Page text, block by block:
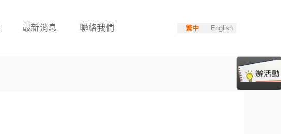
最新消息 聯絡我們 繁中 English